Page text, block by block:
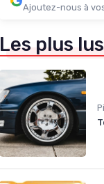
Ajoutez-nous à
Les plus lus